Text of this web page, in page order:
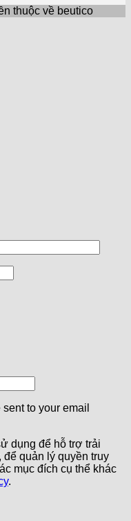
thuộc về beutico
to your email
dụng để hỗ trợ trải
để quản lý quyền truy
mục đích cụ thể khác
.